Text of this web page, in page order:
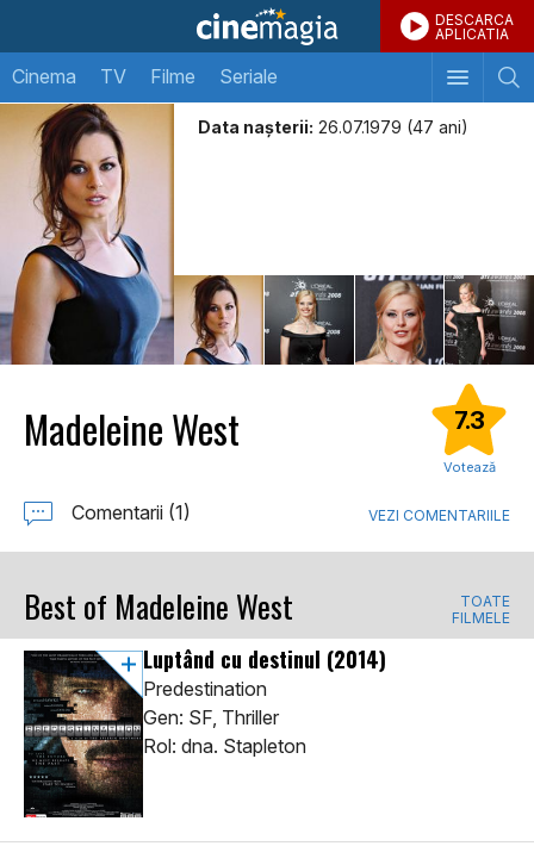
DESCARCA
APLICATIA
Cinema TV Filme Seriale
Data naşterii: 26.07.1979 (47 ani)
Madeleine West 7.3
Votează
Comentarii (1) VEZI COMENTARIILE
Best of Madeleine West
TOATE
FILMELE
Luptând cu destinul (2014)
Predestination
Gen: SF, Thriller
Rol: dna. Stapleton